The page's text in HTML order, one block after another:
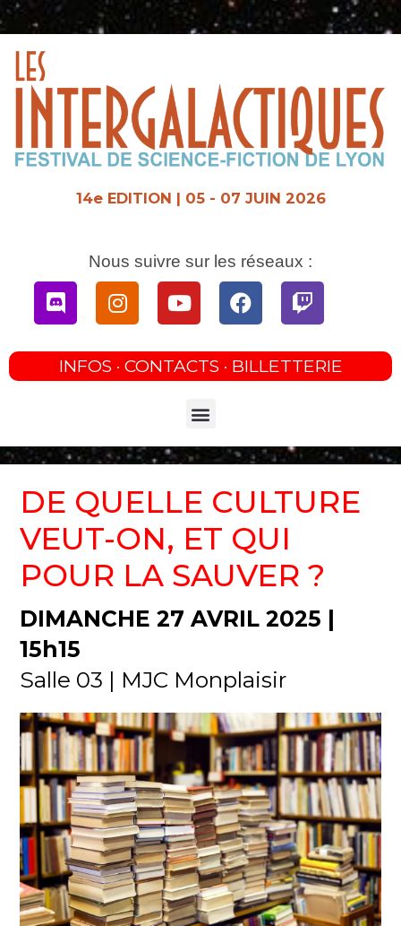
Aller
au
14e EDITION | 05 - 07 JUIN 2026
Nous suivre sur les réseaux :
DiscordInstagramYoutubeFacebookTwitch
INFOS · CONTACTS · BILLETTERIE
Menu
DE QUELLE CULTURE
VEUT-ON, ET QUI
POUR LA SAUVER ?
DIMANCHE 27 AVRIL 2025 |
15h15
Salle 03 | MJC Monplaisir